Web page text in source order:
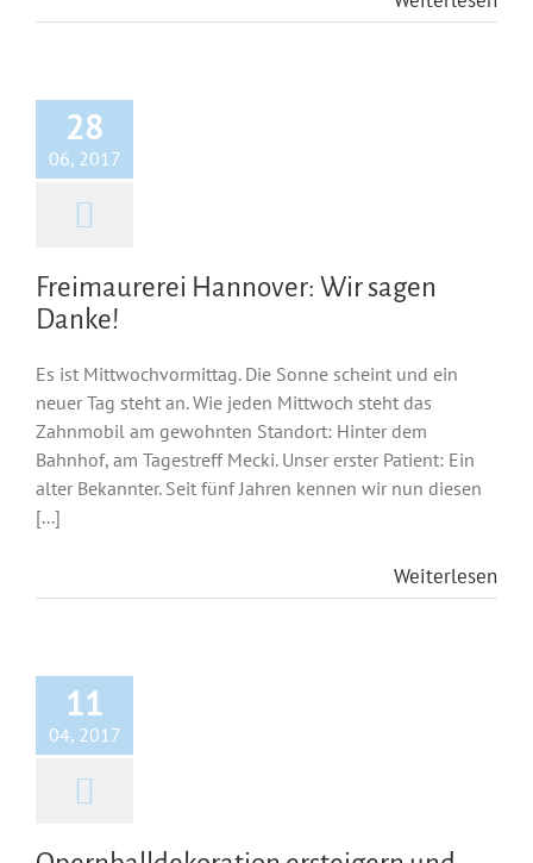
28
06, 2017
Freimaurerei Hannover: Wir sagen
Danke!
Es ist Mittwochvormittag. Die Sonne scheint und ein
neuer Tag steht an. Wie jeden Mittwoch steht das
Zahnmobil am gewohnten Standort: Hinter dem
Bahnhof, am Tagestreff Mecki. Unser erster Patient: Ein
alter Bekannter. Seit fünf Jahren kennen wir nun diesen
[...]
Weiterlesen
11
04, 2017